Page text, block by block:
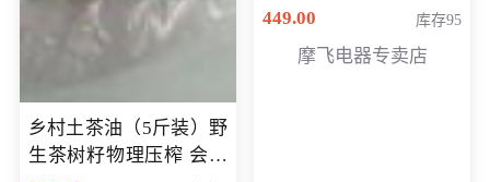
乡村土茶油（5斤装）野
生茶树籽物理压榨 会员
专享价366元
449.00 库存95
摩飞电器专卖店